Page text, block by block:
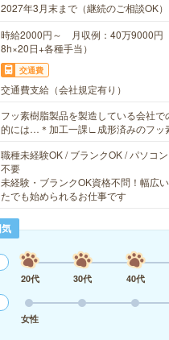
2027年3月末まで（継続のご相談OK）
時給2000円～ 月収例：40万9000円
8h×20日+各種手当）
交通費
交通費支給（会社規定有り）
フッ素樹脂製品を製造している会社
的には…＊加工一課∟成形済みのフッ
職種未経験OK / ブランクOK / パソコ
不要
未経験・ブランクOK資格不問！幅広
たでも始められるお仕事です
20代
30代 40代
女性